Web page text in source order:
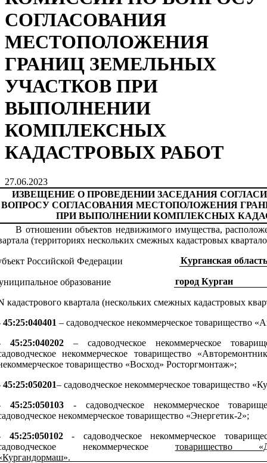
СОГЛАСОВАНИЯ
МЕСТОПОЛОЖЕНИЯ
ГРАНИЦ ЗЕМЕЛЬНЫХ
УЧАСТКОВ ПРИ
ВЫПОЛНЕНИИ
КОМПЛЕКСНЫХ
КАДАСТРОВЫХ РАБОТ
27.06.2023
ИЗВЕЩЕНИЕ О ПРОВЕДЕНИИ ЗАСЕДАНИЯ
ВОПРОСУ СОГЛАСОВАНИЯ МЕСТОПОЛОЖЕНИЯ
ПРИ ВЫПОЛНЕНИИ КОМПЛЕКСНЫХ
В отношении объектов недвижимого имущества,
(территориях нескольких смежных кадастровых
Российской Федерации Курганская область
образование город Курган
кадастрового квартала (нескольких смежных кадастровых
45:25:040401 – садоводческое некоммерческое товарищество
45:25:040202 – садоводческое некоммерческое
некоммерческое товарищество
товарищество «Восход» Росторгмонтаж»;
45:25:050201– садоводческое некоммерческое товарищество
45:25:050103- садоводческое некоммерческое
некоммерческое товарищество «Энергетик-2»;
45:25:050102- садоводческое некоммерческое
некоммерческое товарищество